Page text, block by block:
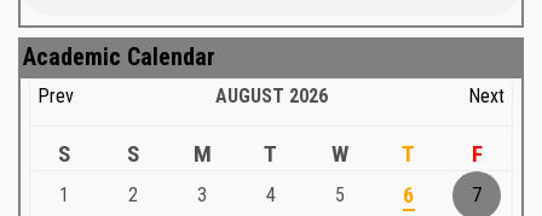
Academic Calendar
Prev AUGUST 2026 Next
S S M T W T F
1 2 3 4 5 6 7